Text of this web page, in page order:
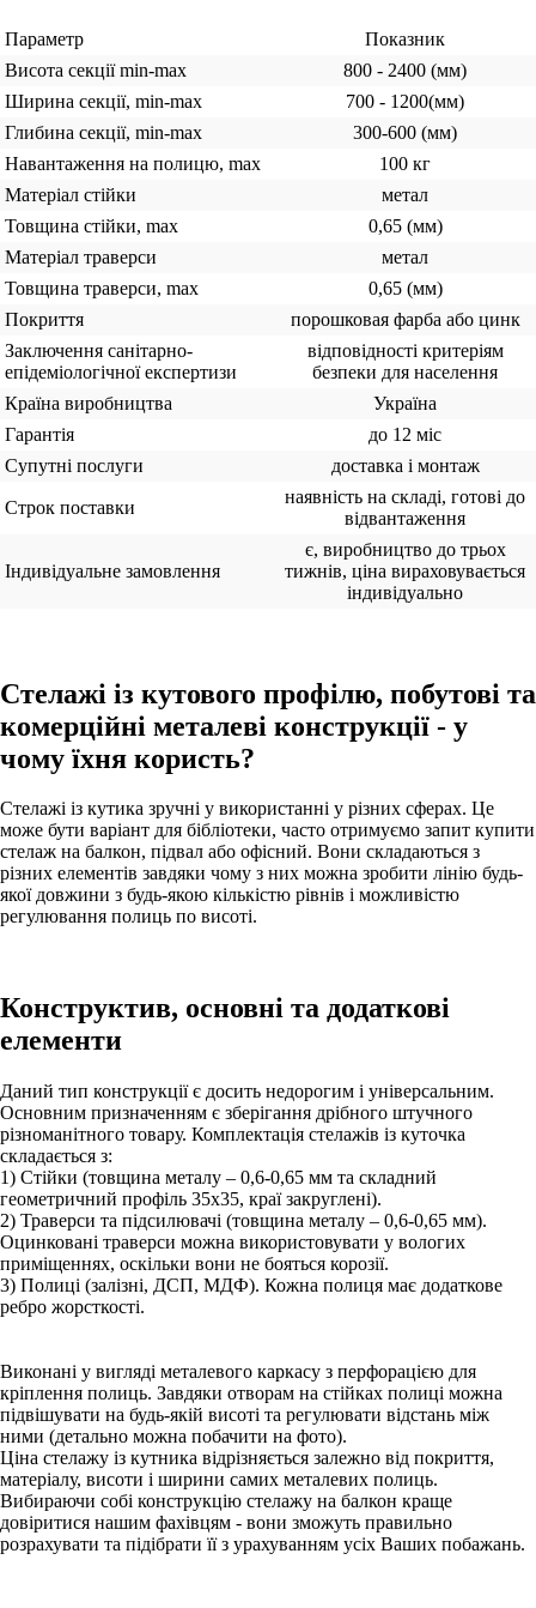
Параметр
Показник
Висота секції min-max
800 - 2400 (мм)
Ширина секції, min-max
700 - 1200(мм)
Глибина секції, min-max
300-600 (мм)
Навантаження на полицю, max
100 кг
Матеріал стійки
метал
Товщина стійки, max
0,65 (мм)
Матеріал траверси
метал
Товщина траверси, max
0,65 (мм)
Покриття
порошковая фарба або цинк
Заключення санітарно-
епідеміологічної експертизи
відповідності критеріям
безпеки для населення
Країна виробництва
Україна
Гарантія
до 12 міс
Супутні послуги
доставка і монтаж
Строк поставки
наявність на складі, готові до
відвантаження
Індивідуальне замовлення
є, виробництво до трьох
тижнів, ціна вираховувається
індивідуально
Стелажі із кутового профілю, побутові та
комерційні металеві конструкції - у
чому їхня користь?
Стелажі із кутика зручні у використанні у різних сферах. Це
може бути варіант для бібліотеки, часто отримуємо запит купити
стелаж на балкон, підвал або офісний. Вони складаються з
різних елементів завдяки чому з них можна зробити лінію будь-
якої довжини з будь-якою кількістю рівнів і можливістю
регулювання полиць по висоті.
Конструктив, основні та додаткові
елементи
Даний тип конструкції є досить недорогим і універсальним.
Основним призначенням є зберігання дрібного штучного
різноманітного товару. Комплектація стелажів із куточка
складається з:
1) Стійки (товщина металу – 0,6-0,65 мм та складний
геометричний профіль 35х35, краї закруглені).
2) Траверси та підсилювачі (товщина металу – 0,6-0,65 мм).
Оцинковані траверси можна використовувати у вологих
приміщеннях, оскільки вони не бояться корозії.
3) Полиці (залізні, ДСП, МДФ). Кожна полиця має додаткове
ребро жорсткості.
Виконані у вигляді металевого каркасу з перфорацією для
кріплення полиць. Завдяки отворам на стійках полиці можна
підвішувати на будь-якій висоті та регулювати відстань між
ними (детально можна побачити на фото).
Ціна стелажу із кутника відрізняється залежно від покриття,
матеріалу, висоти і ширини самих металевих полиць.
Вибираючи собі конструкцію стелажу на балкон краще
довіритися нашим фахівцям - вони зможуть правильно
розрахувати та підібрати її з урахуванням усіх Ваших побажань.